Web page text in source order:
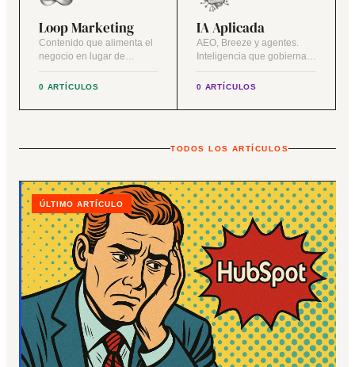
Loop Marketing
Contenido que alimenta el
negocio en lugar de
acciones aisladas.
0 ARTÍCULOS
IA Aplicada
AEO, Breeze y agentes.
Inteligencia que gobierna,
no decora.
0 ARTÍCULOS
TODOS LOS ARTÍCULOS
ÚLTIMO ARTÍCULO